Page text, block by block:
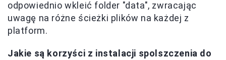
odpowiednio wkleić folder "data", zwracając
uwagę na różne ścieżki plików na każdej z
platform.
Jakie są korzyści z instalacji spolszczenia do